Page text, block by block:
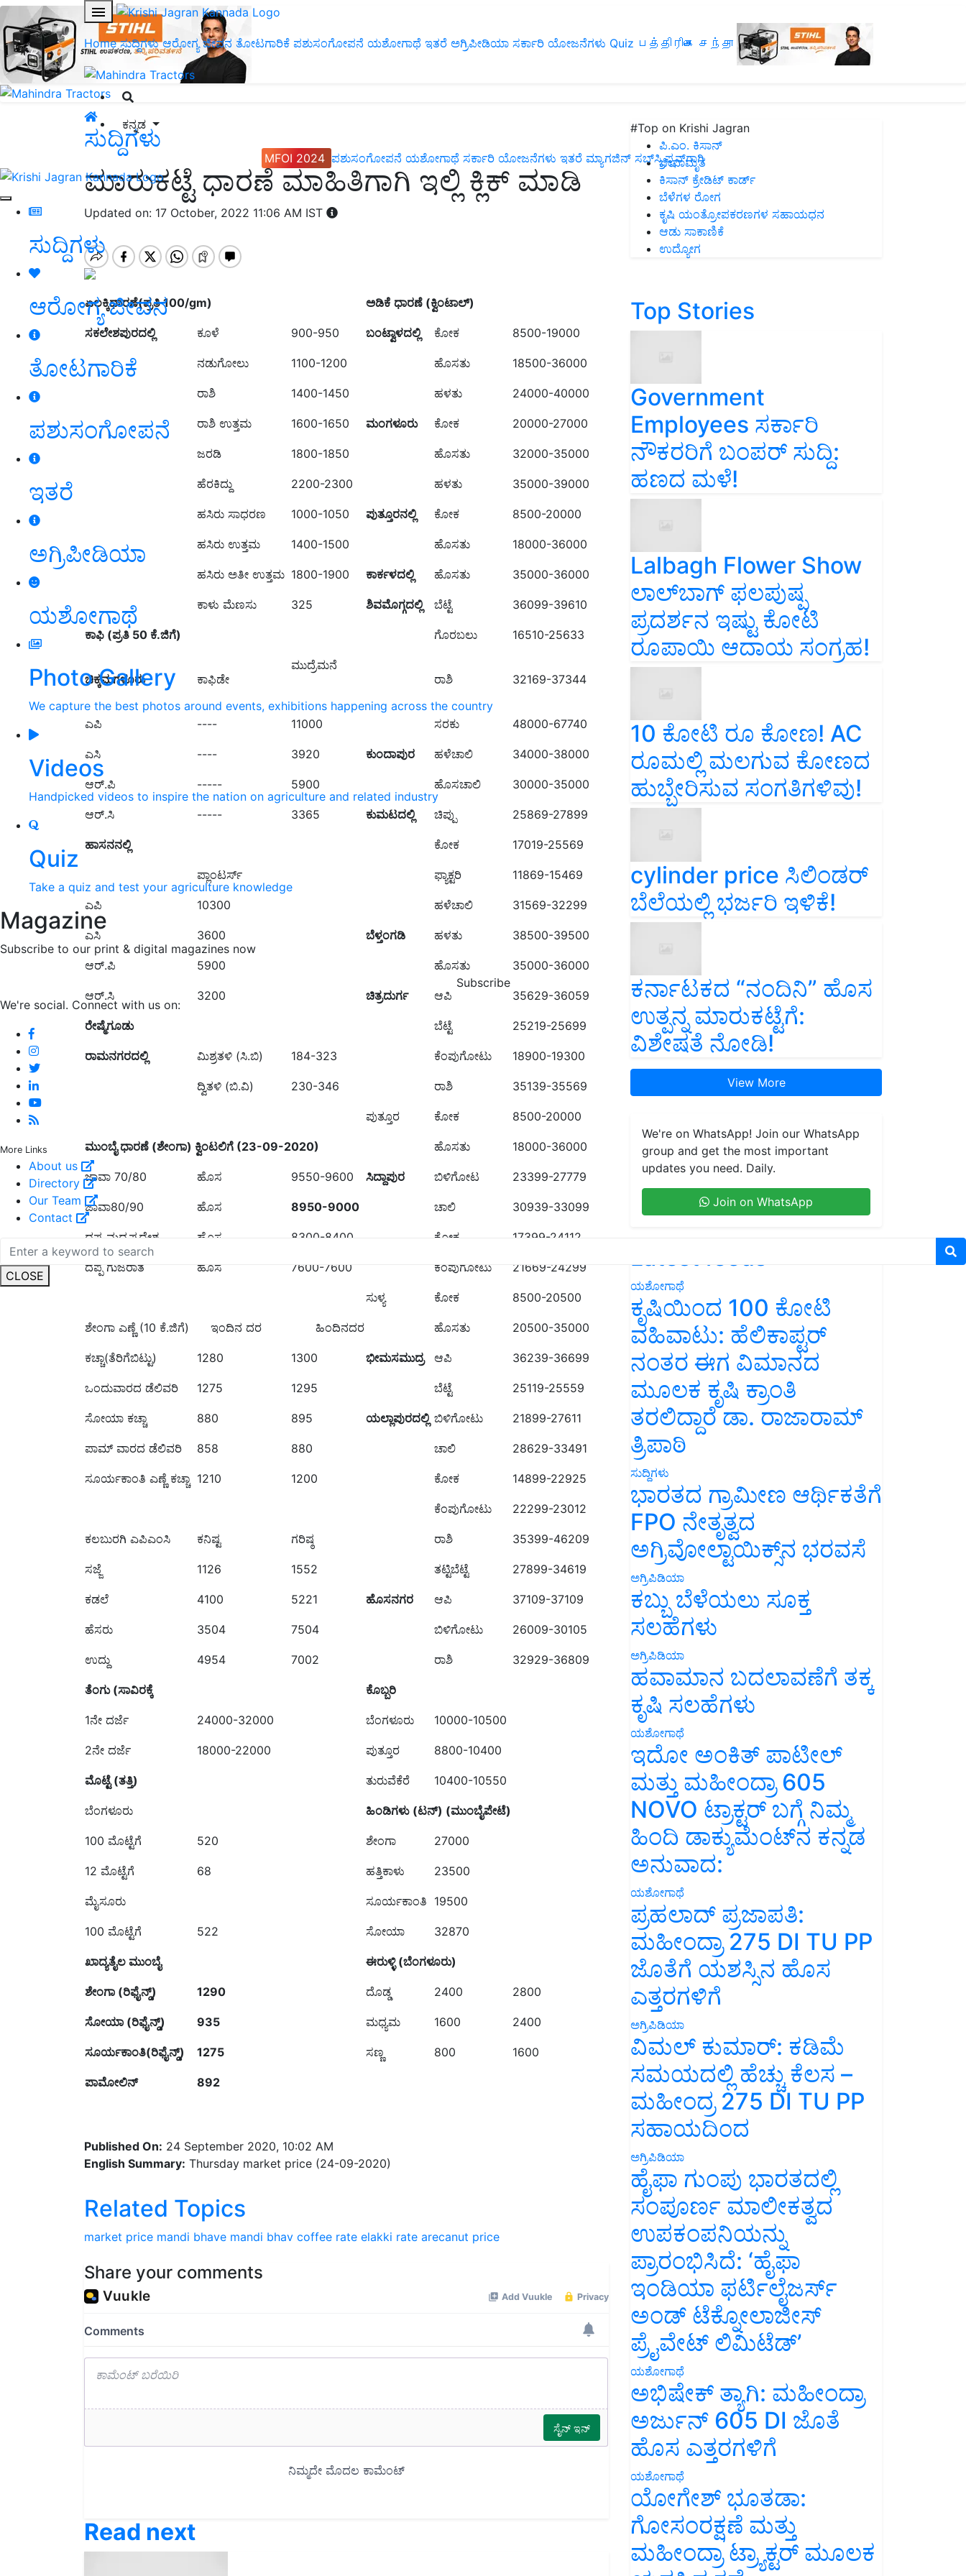
Home ಸುದ್ದಿಗಳು ಆರೋಗ್ಯ ಜೀವನ ತೋಟಗಾರಿಕೆ ಪಶುಸಂಗೋಪನೆ ಯಶೋಗಾಥೆ ಇತರೆ ಅಗ್ರಿಪೀಡಿಯಾ ಸರ್ಕಾರಿ ಯೋಜನೆಗಳು Quiz பத்திரிகை சந்தா
ಕನ್ನಡ
MFOI 2024 ಪಶುಸಂಗೋಪನೆ ಯಶೋಗಾಥೆ ಸರ್ಕಾರಿ ಯೋಜನೆಗಳು ಇತರೆ ಮ್ಯಾಗಜಿನ್‌ ಸಬ್‌ಸ್ಕ್ರಿಪ್ಷನ್‌ಗಾಗಿ
ಸುದ್ದಿಗಳು
ಆರೋಗ್ಯ ಜೀವನ
ತೋಟಗಾರಿಕೆ
ಪಶುಸಂಗೋಪನೆ
ಇತರೆ
ಅಗ್ರಿಪೀಡಿಯಾ
ಯಶೋಗಾಥೆ
Photo Gallery
We capture the best photos around events, exhibitions happening across the country
Videos
Handpicked videos to inspire the nation on agriculture and related industry
Quiz
Take a quiz and test your agriculture knowledge
Magazine
Subscribe to our print & digital magazines now
Subscribe
We're social. Connect with us on:
More Links
About us
Directory
Our Team
Contact
CLOSE
ಸುದ್ದಿಗಳು
ಮಾರುಕಟ್ಟೆ ಧಾರಣೆ ಮಾಹಿತಿಗಾಗಿ ಇಲ್ಲಿ ಕ್ಲಿಕ್ ಮಾಡಿ
Updated on: 17 October, 2022 11:06 AM IST
ಏಲಕ್ಕಿಧಾರಣೆ(ಪ್ರತಿ 100/gm) ಅಡಿಕೆ ಧಾರಣೆ (ಕ್ವಿಂಟಾಲ್)
ಸಕಲೇಶಪುರದಲ್ಲಿ ಕೂಳೆ 900-950 ಬಂಟ್ವಾಳದಲ್ಲಿ ಕೋಕ 8500-19000
ನಡುಗೋಲು 1100-1200 ಹೊಸತು 18500-36000
ರಾಶಿ 1400-1450 ಹಳತು 24000-40000
ರಾಶಿ ಉತ್ತಮ 1600-1650 ಮಂಗಳೂರು ಕೋಕ 20000-27000
ಜರಡಿ 1800-1850 ಹೊಸತು 32000-35000
ಹೆರಕಿದ್ದು 2200-2300 ಹಳತು 35000-39000
ಹಸಿರು ಸಾಧರಣ 1000-1050 ಪುತ್ತೂರನಲ್ಲಿ ಕೋಕ 8500-20000
ಹಸಿರು ಉತ್ತಮ 1400-1500 ಹೊಸತು 18000-36000
ಹಸಿರು ಅತೀ ಉತ್ತಮ 1800-1900 ಕಾರ್ಕಳದಲ್ಲಿ ಹೊಸತು 35000-36000
ಕಾಳು ಮೆಣಸು 325 ಶಿವಮೊಗ್ಗದಲ್ಲಿ ಬೆಟ್ಟೆ 36099-39610
ಕಾಫಿ (ಪ್ರತಿ 50 ಕೆ.ಜಿಗೆ) ಗೊರಬಲು 16510-25633
ಚಿಕ್ಕಮಗಳೂರು ಕಾಫಿಡೇ
ಮುದ್ರೆಮನೆ
ರಾಶಿ
32169-37344
ಎಪಿ ---- 11000 ಸರಕು 48000-67740
ಎಸಿ ---- 3920 ಕುಂದಾಪುರ ಹಳೆಚಾಲಿ 34000-38000
ಆರ್.ಪಿ ----- 5900 ಹೊಸಚಾಲಿ 30000-35000
ಆರ್.ಸಿ ----- 3365 ಕುಮಟದಲ್ಲಿ ಚಿಪ್ಪು 25869-27899
ಹಾಸನನಲ್ಲಿ ಕೋಕ 17019-25569
ಪ್ಲಾಂಟರ್ಸ್ ಫ್ಯಾಕ್ಟರಿ 11869-15469
ಎಪಿ 10300 ಹಳೆಚಾಲಿ 31569-32299
ಎಸಿ 3600 ಬೆಳ್ತಂಗಡಿ ಹಳತು 38500-39500
ಆರ್.ಪಿ 5900 ಹೊಸತು 35000-36000
ಆರ್.ಸಿ 3200 ಚಿತ್ರದುರ್ಗ ಆಪಿ 35629-36059
ರೇಷ್ಮೆಗೂಡು ಬೆಟ್ಟೆ 25219-25699
ರಾಮನಗರದಲ್ಲಿ ಮಿಶ್ರತಳಿ (ಸಿ.ಬಿ) 184-323 ಕೆಂಪುಗೋಟು 18900-19300
ದ್ವಿತಳಿ (ಬಿ.ವಿ) 230-346 ರಾಶಿ 35139-35569
ಪುತ್ತೂರ ಕೋಕ 8500-20000
ಮುಂಬೈ ಧಾರಣೆ (ಶೇಂಗಾ) ಕ್ವಿಂಟಲಿಗೆ (23-09-2020) ಹೊಸತು 18000-36000
ಜಾವಾ 70/80 ಹೊಸ 9550-9600 ಸಿದ್ದಾಪುರ ಬಿಳಿಗೋಟ 23399-27779
ಜಾವಾ80/90 ಹೊಸ 8950-9000 ಚಾಲಿ 30939-33099
ದಪ್ಪ ಮಧ್ಯಪ್ರದೇಶ ಹೊಸ 8300-8400 ಕೋಕ 17399-24112
ದಪ್ಪ ಗುಜರಾತ ಹೊಸ 7600-7600 ಕೆಂಪುಗೋಟು 21669-24299
ಸುಳ್ಯ ಕೋಕ 8500-20500
ಶೇಂಗಾ ಎಣ್ಣೆ (10 ಕೆ.ಜಿಗೆ) ಇಂದಿನ ದರ ಹಿಂದಿನದರ ಹೊಸತು 20500-35000
ಕಚ್ಚಾ(ತೆರಿಗೆಬಿಟ್ಟು) 1280 1300 ಭೀಮಸಮುದ್ರ ಆಪಿ 36239-36699
ಒಂದುವಾರದ ಡೆಲಿವರಿ 1275 1295 ಬೆಟ್ಟೆ 25119-25559
ಸೋಯಾ ಕಚ್ಚಾ 880 895 ಯಲ್ಲಾಪುರದಲ್ಲಿ ಬಿಳಿಗೋಟು 21899-27611
ಪಾಮ್ ವಾರದ ಡೆಲಿವರಿ 858 880 ಚಾಲಿ 28629-33491
ಸೂರ್ಯಕಾಂತಿ ಎಣ್ಣೆ ಕಚ್ಚಾ 1210 1200 ಕೋಕ 14899-22925
ಕೆಂಪುಗೋಟು 22299-23012
ಕಲಬುರಗಿ ಎಪಿಎಂಸಿ ಕನಿಷ್ಟ ಗರಿಷ್ಠ ರಾಶಿ 35399-46209
ಸಜ್ಜೆ 1126 1552 ತಟ್ಟಿಬೆಟ್ಟೆ 27899-34619
ಕಡಲೆ 4100 5221 ಹೊಸನಗರ ಆಪಿ 37109-37109
ಹೆಸರು 3504 7504 ಬಿಳಿಗೋಟು 26009-30105
ಉದ್ದು 4954 7002 ರಾಶಿ 32929-36809
ತೆಂಗು (ಸಾವಿರಕ್ಕೆ ಕೊಬ್ಬರಿ
1ನೇ ದರ್ಜೆ 24000-32000 ಬೆಂಗಳೂರು 10000-10500
2ನೇ ದರ್ಜೆ 18000-22000 ಪುತ್ತೂರ 8800-10400
ಮೊಟ್ಟೆ (ತತ್ತಿ) ತುರುವೆಕೆರೆ 10400-10550
ಬೆಂಗಳೂರು ಹಿಂಡಿಗಳು (ಟನ್) (ಮುಂಬೈಪೇಟೆ)
100 ಮೊಟ್ಟೆಗೆ 520 ಶೇಂಗಾ 27000
12 ಮೊಟ್ಟೆಗೆ 68 ಹತ್ತಿಕಾಳು 23500
ಮೈಸೂರು ಸೂರ್ಯಕಾಂತಿ 19500
100 ಮೊಟ್ಟೆಗೆ 522 ಸೋಯಾ 32870
ಖಾದ್ಯತೈಲ ಮುಂಬೈ ಈರುಳ್ಳಿ (ಬೆಂಗಳೂರು)
ಶೇಂಗಾ (ರಿಫೈನ್ಡ್) 1290 ದೊಡ್ಡ 2400 2800
ಸೋಯಾ (ರಿಫೈನ್ಡ್) 935 ಮಧ್ಯಮ 1600 2400
ಸೂರ್ಯಕಾಂತಿ(ರಿಫೈನ್ಡ್) 1275 ಸಣ್ಣ 800 1600
ಪಾಮೋಲಿನ್ 892
Published On: 24 September 2020, 10:02 AM
English Summary: Thursday market price (24-09-2020)
Related Topics
market price mandi bhave mandi bhav coffee rate elakki rate arecanut price
Share your comments
Read next
#Top on Krishi Jagran
ಪಿ.ಎಂ. ಕಿಸಾನ್
ಜೀವಾಮೃತ
ಕಿಸಾನ್ ಕ್ರೇಡಿಟ್ ಕಾರ್ಡ್
ಬೆಳೆಗಳ ರೋಗ
ಕೃಷಿ ಯಂತ್ರೋಪಕರಣಗಳ ಸಹಾಯಧನ
ಆಡು ಸಾಕಾಣಿಕೆ
ಉದ್ಯೋಗ
Top Stories
Government
Employees ಸರ್ಕಾರಿ
ನೌಕರರಿಗೆ ಬಂಪರ್‌ ಸುದ್ದಿ:
ಹಣದ ಮಳೆ!
Lalbagh Flower Show
ಲಾಲ್‌ಬಾಗ್ ಫಲಪುಷ್ಪ
ಪ್ರದರ್ಶನ ಇಷ್ಟು ಕೋಟಿ
ರೂಪಾಯಿ ಆದಾಯ ಸಂಗ್ರಹ!
10 ಕೋಟಿ ರೂ ಕೋಣ! AC
ರೂಮಲ್ಲಿ ಮಲಗುವ ಕೋಣದ
ಹುಬ್ಬೇರಿಸುವ ಸಂಗತಿಗಳಿವು!
cylinder price ಸಿಲಿಂಡರ್‌
ಬೆಲೆಯಲ್ಲಿ ಭರ್ಜರಿ ಇಳಿಕೆ!
ಕರ್ನಾಟಕದ “ನಂದಿನಿ” ಹೊಸ
ಉತ್ಪನ್ನ ಮಾರುಕಟ್ಟೆಗೆ:
ವಿಶೇಷತೆ ನೋಡಿ!
View More
We're on WhatsApp! Join our WhatsApp
group and get the most important
updates you need. Daily.
Join on WhatsApp
Latest feeds
ಯಶೋಗಾಥೆ
ಕೃಷಿಯಿಂದ 100 ಕೋಟಿ
ವಹಿವಾಟು: ಹೆಲಿಕಾಪ್ಟರ್
ನಂತರ ಈಗ ವಿಮಾನದ
ಮೂಲಕ ಕೃಷಿ ಕ್ರಾಂತಿ
ತರಲಿದ್ದಾರೆ ಡಾ. ರಾಜಾರಾಮ್
ತ್ರಿಪಾಠಿ
ಸುದ್ದಿಗಳು
ಭಾರತದ ಗ್ರಾಮೀಣ ಆರ್ಥಿಕತೆಗೆ
FPO ನೇತೃತ್ವದ
ಅಗ್ರಿವೋಲ್ಟಾಯಿಕ್ಸ್‌ನ ಭರವಸೆ
ಅಗ್ರಿಪಿಡಿಯಾ
ಕಬ್ಬು ಬೆಳೆಯಲು ಸೂಕ್ತ
ಸಲಹೆಗಳು
ಅಗ್ರಿಪಿಡಿಯಾ
ಹವಾಮಾನ ಬದಲಾವಣೆಗೆ ತಕ್ಕ
ಕೃಷಿ ಸಲಹೆಗಳು
ಯಶೋಗಾಥೆ
ಇದೋ ಅಂಕಿತ್ ಪಾಟೀಲ್
ಮತ್ತು ಮಹೀಂದ್ರಾ 605
NOVO ಟ್ರಾಕ್ಟರ್ ಬಗ್ಗೆ ನಿಮ್ಮ
ಹಿಂದಿ ಡಾಕ್ಯುಮೆಂಟ್‌ನ ಕನ್ನಡ
ಅನುವಾದ:
ಯಶೋಗಾಥೆ
ಪ್ರಹಲಾದ್ ಪ್ರಜಾಪತಿ:
ಮಹೀಂದ್ರಾ 275 DI TU PP
ಜೊತೆಗೆ ಯಶಸ್ಸಿನ ಹೊಸ
ಎತ್ತರಗಳಿಗೆ
ಅಗ್ರಿಪಿಡಿಯಾ
ವಿಮಲ್ ಕುಮಾರ್: ಕಡಿಮೆ
ಸಮಯದಲ್ಲಿ ಹೆಚ್ಚು ಕೆಲಸ –
ಮಹೀಂದ್ರ 275 DI TU PP
ಸಹಾಯದಿಂದ
ಅಗ್ರಿಪಿಡಿಯಾ
ಹೈಫಾ ಗುಂಪು ಭಾರತದಲ್ಲಿ
ಸಂಪೂರ್ಣ ಮಾಲೀಕತ್ವದ
ಉಪಕಂಪನಿಯನ್ನು
ಪ್ರಾರಂಭಿಸಿದೆ: ‘ಹೈಫಾ
ಇಂಡಿಯಾ ಫರ್ಟಿಲೈಜರ್ಸ್
ಅಂಡ್ ಟೆಕ್ನೋಲಾಜೀಸ್
ಪ್ರೈವೇಟ್ ಲಿಮಿಟೆಡ್’
ಯಶೋಗಾಥೆ
ಅಭಿಷೇಕ್ ತ್ಯಾಗಿ: ಮಹೀಂದ್ರಾ
ಅರ್ಜುನ್ 605 DI ಜೊತೆ
ಹೊಸ ಎತ್ತರಗಳಿಗೆ
ಯಶೋಗಾಥೆ
ಯೋಗೇಶ್ ಭೂತಡಾ:
ಗೋಸಂರಕ್ಷಣೆ ಮತ್ತು
ಮಹೀಂದ್ರಾ ಟ್ರ್ಯಾಕ್ಟರ್ ಮೂಲಕ